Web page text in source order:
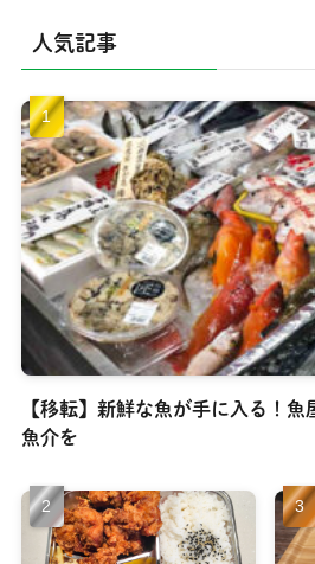
人気記事
【移転】新鮮な魚が手に入る！
魚介を